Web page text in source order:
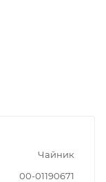
Чайник
00-01190671